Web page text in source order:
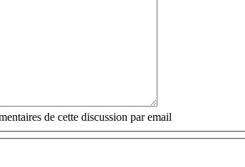
de cette discussion par email